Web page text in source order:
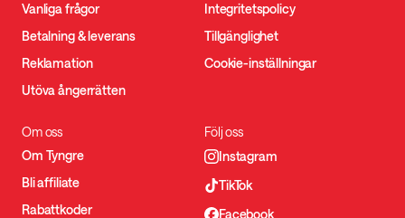
Vanliga frågor
Betalning & leverans
Reklamation
Utöva ångerrätten
Integritetspolicy
Tillgänglighet
Cookie-inställningar
Om oss
Om Tyngre
Bli affiliate
Rabattkoder
Följ oss
Instagram
TikTok
Facebook